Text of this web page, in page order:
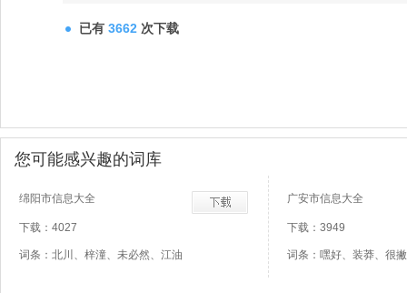
已有 3662 次下载
您可能感兴趣的词库
绵阳市信息大全
下载：4027
词条：北川、梓潼、未必然、江油
广安市信息大全
下载：3949
词条：嘿好、装莽、很